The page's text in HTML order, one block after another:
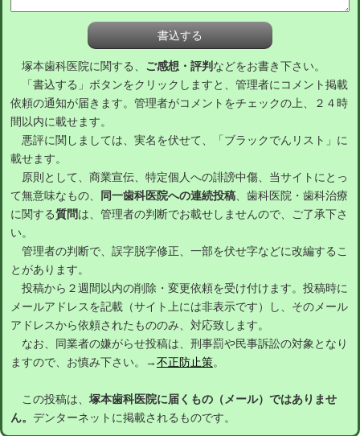
塚本歯科医院に関する、 ご感想・評判 などをお書き下さい。
「書込する」ボタンをクリックしますと、管理者にコメント掲載
依頼の通知が届きます。管理者がコメントをチェックの上、２４時
間以内に載せます。
悪評に関しましては、実名を伏せて、「ブラックでんリスト」に
載せます。
原則として、商業宣伝、特定個人への誹謗中傷、当サイトにとっ
て無意味なもの、
同一歯科医院への連続投稿、歯科医院・歯科治療
に関する質問は、管理者の判断でお載せしませんので、ご了承下さ
い。
管理者の判断で、誤字脱字修正、一部を伏せ字などに改編するこ
とがあります。
投稿から２週間以内の削除・変更依頼を受け付けます。投稿時に
メールアドレスを記載（サイト上には非表示です）し、そのメール
アドレスから依頼されたもののみ、対応致します。
なお、同業者の嫌がらせ投稿は、刑事罰や民事訴訟の対象となり
ますので、お慎み下さい。→不正防止策。
この投稿は、 塚本歯科医院に届くもの（メール）ではありませ
ん。 デンターネットに掲載されるものです。